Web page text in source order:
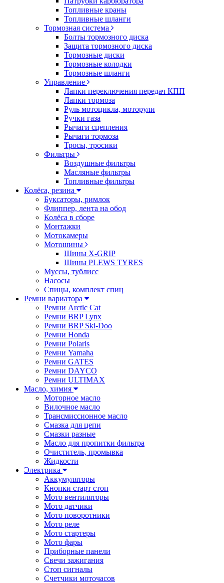
Топливные краны
Топливные шланги
Тормозная система
Болты тормозного диска
Защита тормозного диска
Тормозные диски
Тормозные колодки
Тормозные шланги
Управление
Лапки переключения передач КПП
Лапки тормоза
Руль мотоцикла, моторули
Ручки газа
Рычаги сцепления
Рычаги тормоза
Тросы, тросики
Фильтры
Воздушные фильтры
Масляные фильтры
Топливные фильтры
Колёса, резина
Буксаторы, римлок
Флиппер, лента на обод
Колёса в сборе
Монтажки
Мотокамеры
Мотошины
Шины X-GRIP
Шины PLEWS TYRES
Муссы, тублисс
Насосы
Спицы, комплект спиц
Ремни вариатора
Ремни Arctic Cat
Ремни BRP Lynx
Ремни BRP Ski-Doo
Ремни Honda
Ремни Polaris
Ремни Yamaha
Ремни GATES
Ремни DAYCO
Ремни ULTIMAX
Масло, химия
Моторное масло
Вилочное масло
Трансмиссионное масло
Смазка для цепи
Смазки разные
Масло для пропитки фильтра
Очиститель, промывка
Жидкости
Электрика
Аккумуляторы
Кнопки старт стоп
Мото вентиляторы
Мото датчики
Мото поворотники
Мото реле
Мото стартеры
Мото фары
Приборные панели
Свечи зажигания
Стоп сигналы
Счетчики моточасов